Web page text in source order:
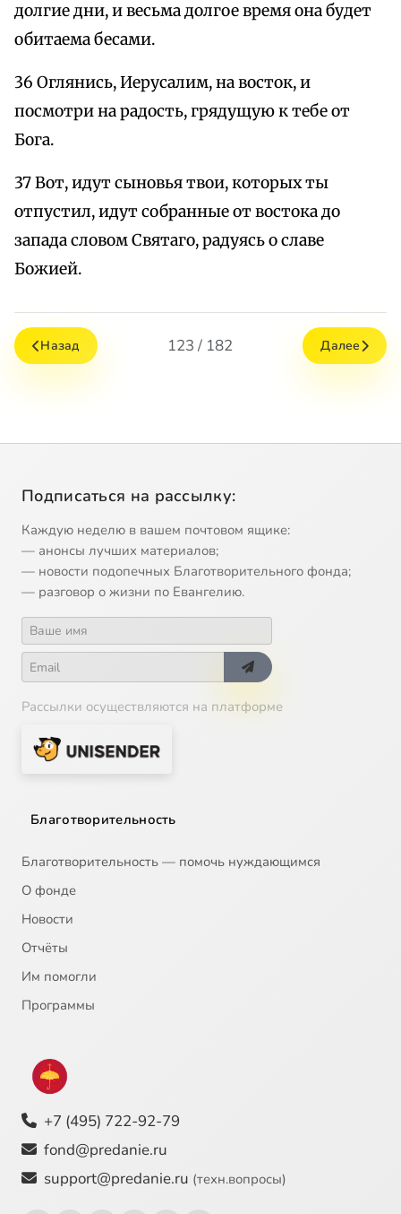
долгие дни, и весьма долгое время она будет
обитаема бесами.
36 Оглянись, Иерусалим, на восток, и
посмотри на радость, грядущую к тебе от
Бога.
37 Вот, идут сыновья твои, которых ты
отпустил, идут собранные от востока до
запада словом Святаго, радуясь о славе
Божией.
Назад 123 / 182 Далее
Подписаться на рассылку:
Каждую неделю в вашем почтовом ящике:
— анонсы лучших материалов;
— новости подопечных Благотворительного фонда;
— разговор о жизни по Евангелию.
Рассылки осуществляются на платформе
Благотворительность
Благотворительность — помочь нуждающимся
О фонде
Новости
Отчёты
Им помогли
Программы
+7 (495) 722-92-79
fond@predanie.ru
support@predanie.ru (техн.вопросы)